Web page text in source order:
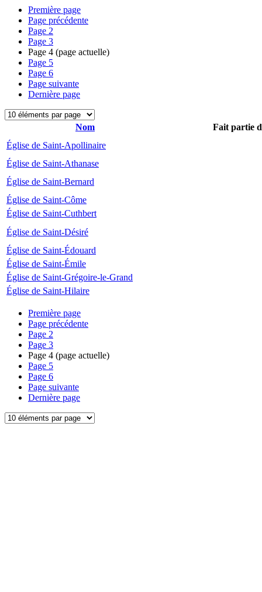
Première page
Page précédente
Page 2
Page 3
Page 4 (page actuelle)
Page 5
Page 6
Page suivante
Dernière page
Nom
Fait partie
Église de Saint-Apollinaire
Église de Saint-Athanase
Église de Saint-Bernard
Église de Saint-Côme
Église de Saint-Cuthbert
Église de Saint-Désiré
Église de Saint-Édouard
Église de Saint-Émile
Église de Saint-Grégoire-le-Grand
Église de Saint-Hilaire
Première page
Page précédente
Page 2
Page 3
Page 4 (page actuelle)
Page 5
Page 6
Page suivante
Dernière page